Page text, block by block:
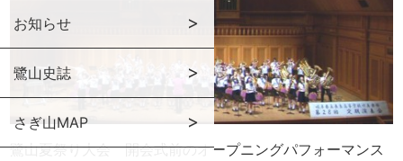
お知らせ
鷺山史誌
さぎ山MAP
鷺山夏祭り大会 開会式前のオープニングパフォーマンス